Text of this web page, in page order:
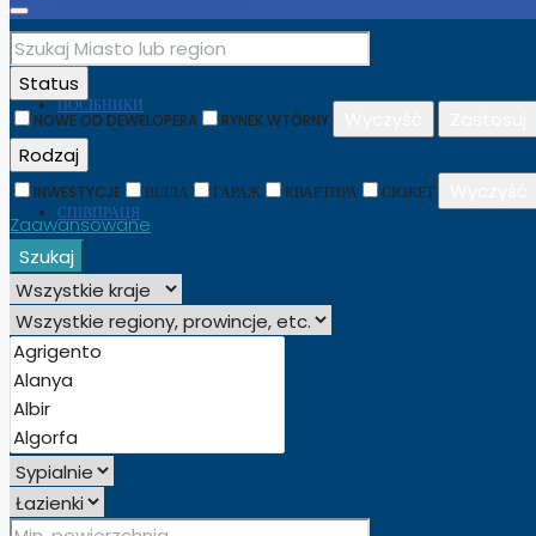
ПОСІБНИКИ
СПІВПРАЦЯ
УКРАЇНСЬКА
Status
NOWE OD DEWELOPERA RYNEK WTÓRNY
Rodzaj
INWESTYCJE ВІЛЛА ГАРАЖ КВАРТИРА СЮЖЕТ
Zaawansowane
Szukaj